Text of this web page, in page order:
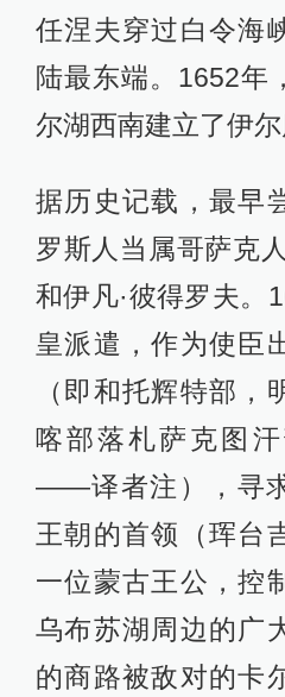
任涅夫穿过白令海
陆最东端。1652年
尔湖西南建立了伊尔
据历史记载，最早
罗斯人当属哥萨克
和伊凡·彼得罗夫。
皇派遣，作为使臣
（即和托辉特部，
喀部落札萨克图汗
——译者注），寻
王朝的首领（珲台
一位蒙古王公，控
乌布苏湖周边的广
的商路被敌对的卡